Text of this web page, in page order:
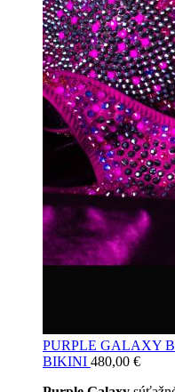
PURPLE GALAXY
BIKINI 480,00 €